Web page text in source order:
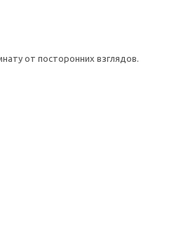
от посторонних взглядов.